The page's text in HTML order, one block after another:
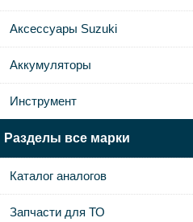
Аксессуары Suzuki
Аккумуляторы
Инструмент
Разделы все марки
Каталог аналогов
Запчасти для ТО